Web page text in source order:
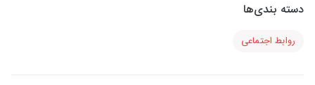
دسته بندی‌ها
روابط اجتماعی